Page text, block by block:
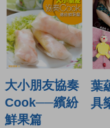
大小朋友協奏
Cook──繽紛
鮮果篇
葉
具